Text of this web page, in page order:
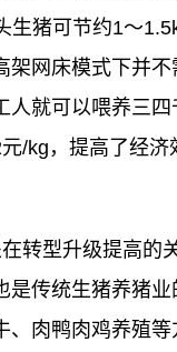
猪可节约1～
网床模式下并
就可以喂养三
/kg，提高了经济
转型升级提高
传统生猪养猪
肉鸭肉鸡养殖等